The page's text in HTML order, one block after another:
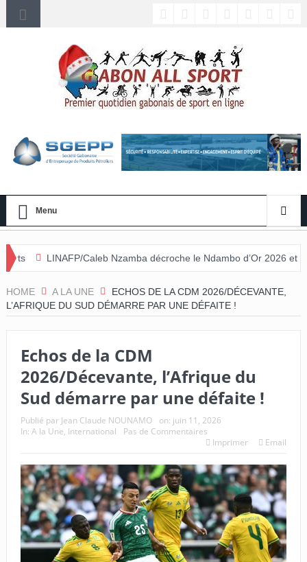
Menu
Caleb Nzamba décroche le Ndambo d’Or 2026 et Alain Djissikadié
HOME A LA UNE
ECHOS DE LA CDM 2026/DÉCEVANTE,
L’AFRIQUE DU SUD DÉMARRE PAR UNE DÉFAITE !
Echos de la CDM
2026/Décevante, l’Afrique du
Sud démarre par une défaite !
Publié par Jean Claude NOUNAMO on: juin 11, 2026
In: A la Une, International
Pas de Commentaires
Imprimer
Email